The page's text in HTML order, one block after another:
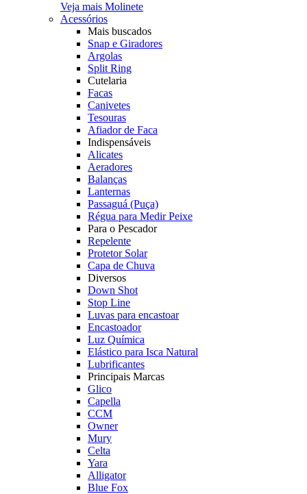
Veja mais Molinete
Acessórios
Mais buscados
Snap e Giradores
Argolas
Split Ring
Cutelaria
Facas
Canivetes
Tesouras
Afiador de Faca
Indispensáveis
Alicates
Aeradores
Balanças
Lanternas
Passaguá (Puça)
Régua para Medir Peixe
Para o Pescador
Repelente
Protetor Solar
Capa de Chuva
Diversos
Down Shot
Stop Line
Luvas para encastoar
Encastoador
Luz Química
Elástico para Isca Natural
Lubrificantes
Principais Marcas
Glico
Capella
CCM
Owner
Mury
Celta
Yara
Alligator
Blue Fox